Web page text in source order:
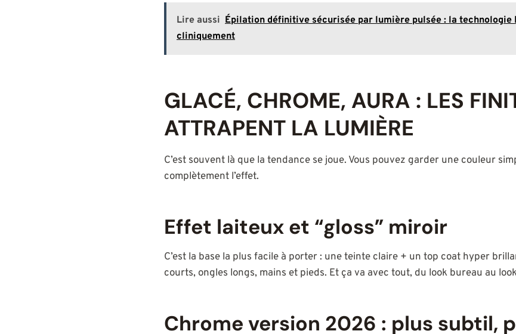
Lire aussi Épilation définitive sécurisée par lumière pulsée : la technologie
cliniquement
GLACÉ, CHROME, AURA : LES
ATTRAPENT LA LUMIÈRE
C’est souvent là que la tendance se joue. Vous pouvez garder une couleur
complètement l’effet.
Effet laiteux et “gloss” miroir
C’est la base la plus facile à porter : une teinte claire + un top coat hyper
courts, ongles longs, mains et pieds. Et ça va avec tout, du look bureau au
Chrome version 2026 : plus subtil,